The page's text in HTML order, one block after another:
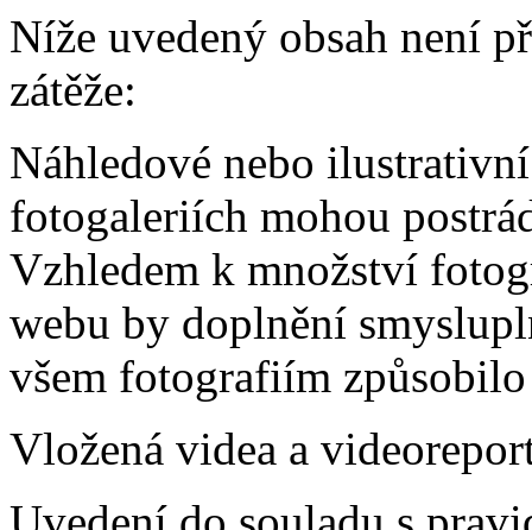
Níže uvedený obsah není
zátěže:
Náhledové nebo
fotogaleriích mohou
Vzhledem k množství
webu by doplnění
všem fotografiím
Vložená videa a